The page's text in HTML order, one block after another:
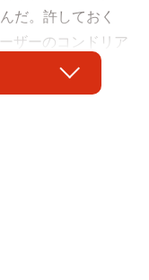
だ。許しておく
ザーのコンドリア
きた悲劇に涙が止